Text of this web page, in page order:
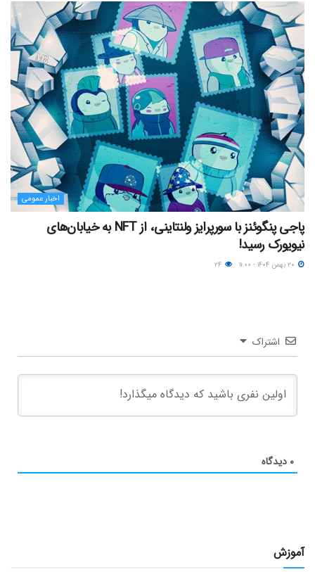
اخبار عمومی
پاجی پنگوئنز با سورپرایز ولنتاینی، از NFT به خیابان‌های
نیویورک رسید!
اشتراک
۰ دیدگاه
آموزش